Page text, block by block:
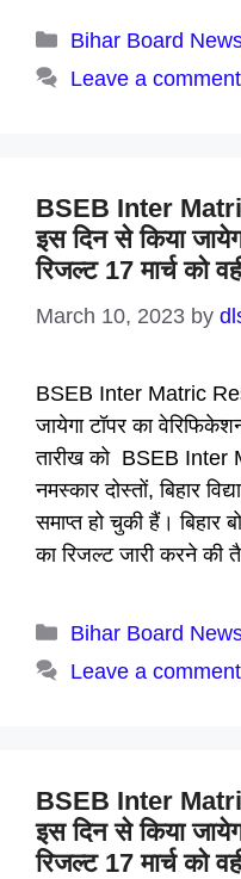
Categories
Bihar Board
Leave a comment
BSEB Inter
इस दिन से किया
रिजल्ट 17 मार्च को
March 10, 2023 by
BSEB Inter Matric
जायेगा टॉपर का
तारीख को BSEB Inter
नमस्कार दोस्तों, बिहार
समाप्त हो चुकी हैं। बिहार
का रिजल्ट जारी करने की
Categories
Bihar Board
Leave a comment
BSEB Inter
इस दिन से किया
रिजल्ट 17 मार्च को